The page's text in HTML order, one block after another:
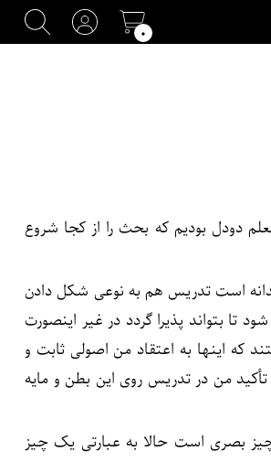
۰
دودل بودیم که بحث را از کجا شروع
است تدریس هم به نوعی شکل دادن
تا بتواند پذیرا گردد در غیر اینصورت
که اینها به اعتقاد من اصولی ثابت و
تأکید من در تدریس روی این بطن و مایه
بصری است حالا به عبارتی یک چیز